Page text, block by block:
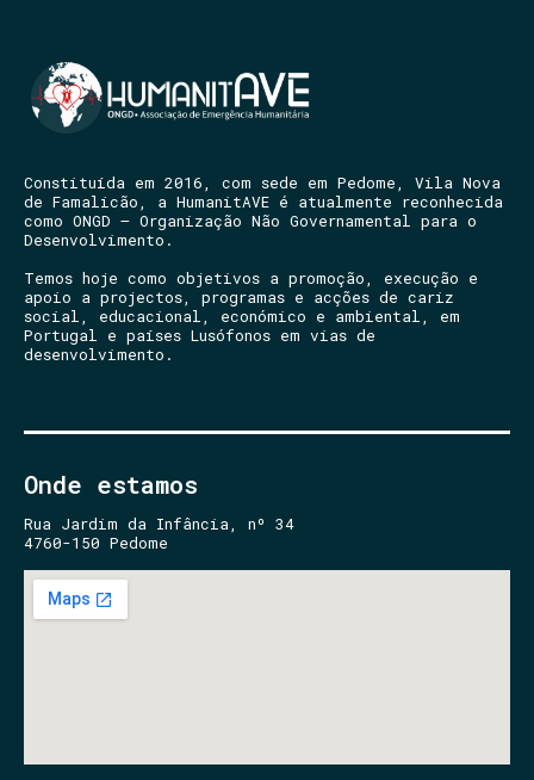
Constituída em 2016, com sede em Pedome, Vila Nova
de Famalicão, a HumanitAVE é atualmente reconhecida
como ONGD – Organização Não Governamental para o
Desenvolvimento.
Temos hoje como objetivos a promoção, execução e
apoio a projectos, programas e acções de cariz
social, educacional, económico e ambiental, em
Portugal e países Lusófonos em vias de
desenvolvimento.
Onde estamos
Rua Jardim da Infância, nº 34
4760-150 Pedome